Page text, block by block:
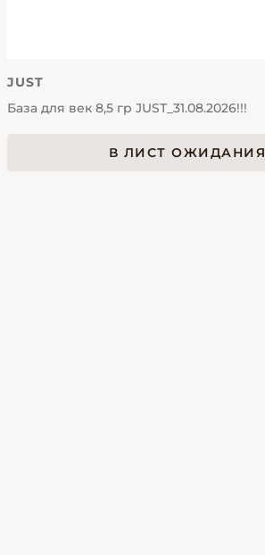
JUST
База для век 8,5 гр JUSТ_31.08.2026!!!
В ЛИСТ ОЖИДАНИЯ